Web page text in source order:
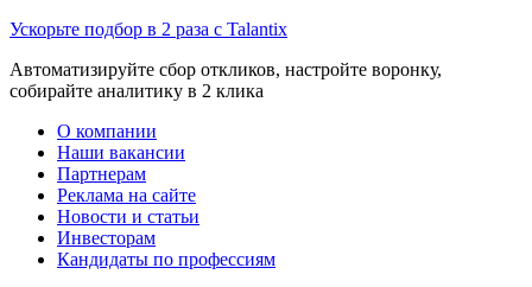
Ускорьте подбор в 2 раза с Talantix
Автоматизируйте сбор откликов, настройте воронку,
собирайте аналитику в 2 клика
О компании
Наши вакансии
Партнерам
Реклама на сайте
Новости и статьи
Инвесторам
Кандидаты по профессиям